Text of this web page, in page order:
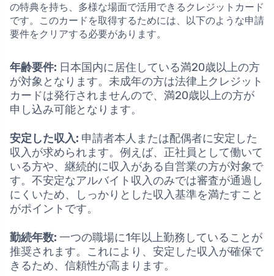
の特典を持ち、多様な場面で活用できるクレジットカード
です。このカードを取得するためには、以下のような申請
要件をクリアする必要があります。
年齢要件: 日本国内に居住している満20歳以上の方
が対象となります。未成年の方は法律上クレジット
カードは発行されませんので、満20歳以上の方が
申し込み可能となります。
安定した収入: 申請者本人または配偶者に安定した
収入が求められます。例えば、正社員として働いて
いる方や、継続的に収入がある自営業の方が対象で
す。不安定なアルバイト収入のみでは審査が通過し
にくいため、しっかりとした収入基準を満たすこと
がポイントです。
勤続年数: 一つの職場に1年以上勤務していることが
推奨されます。これにより、安定した収入が確保で
きるため、信頼性が高まります。